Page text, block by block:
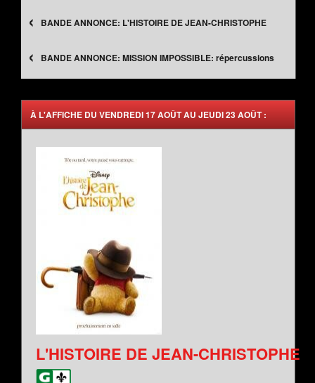
‹ L'HISTOIRE DE JEAN-CHRISTOPHE
‹ MISSION IMPOSSIBLE: répercussions
À L'AFFICHE DU VENDREDI 17 AOÛT AU JEUDI 23 AOÛT :
L'HISTOIRE DE JEAN-CHRISTOPHE